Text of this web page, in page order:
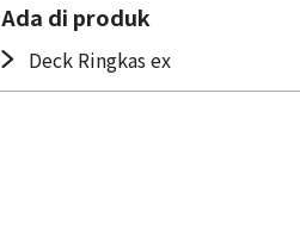
Ada di produk
Deck Ringkas ex